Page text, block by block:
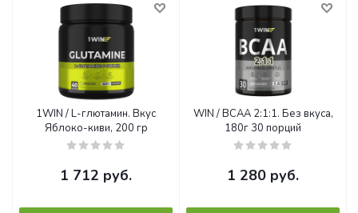
1WIN / L-глютамин. Вкус
Яблоко-киви, 200 гр
1 712 руб.
WIN / BCAA 2:1:1. Без вкуса,
180г 30 порций
1 280 руб.